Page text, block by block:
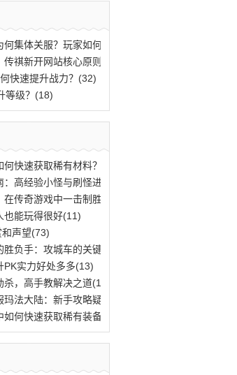
集体关服？玩家如何应(77)
祺新开网站核心原则解(40)
快速提升战力？(32)
等级？(18)
快速获取稀有材料？(776)
高经验小怪与刷怪进阶(669)
传奇游戏中一击制胜？(583)
也能玩得很好(11)
声望(73)
负手：攻城车的关键作(620)
PK实力好处多多(13)
，高手教解决之道(11)
法大陆：新手攻略疑难(518)
何快速获取稀有装备与(759)